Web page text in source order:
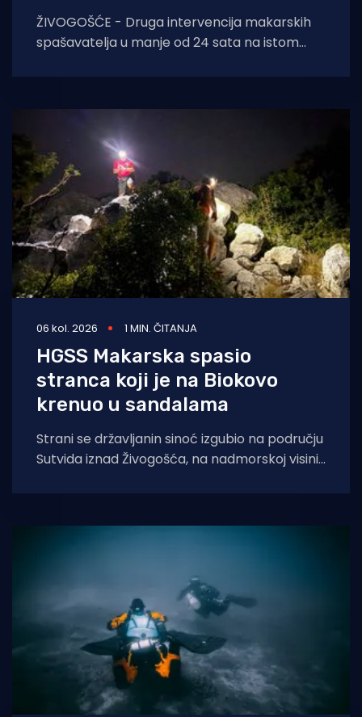
ŽIVOGOŠĆE - Druga intervencija makarskih
spašavatelja u manje od 24 sata na istom
apelira na
06 kol. 2026 1 MIN. ČITANJA
HGSS Makarska spasio
stranca koji je na Biokovo
krenuo u sandalama
Strani se državljanin sinoć izgubio na području
Sutvida iznad Živogošća, na nadmorskoj visini